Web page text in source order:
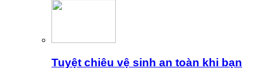
Tuyệt chiêu vệ sinh an toàn khi bạn